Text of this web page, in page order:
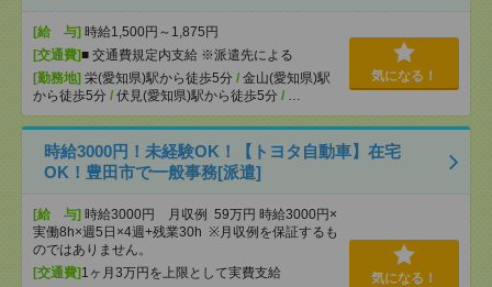
[給 与] 時給1,500円～1,875円
[交通費]■ 交通費規定内支給 ※派遣先による
[勤務地] 栄(愛知県)駅から徒歩5分 / 金山(愛知県)駅
から徒歩5分 / 伏見(愛知県)駅から徒歩5分 / …
気になる！
時給3000円！未経験OK！【トヨタ自動車】在宅
OK！豊田市で一般事務[派遣]
[給 与] 時給3000円 月収例 59万円 時給3000円×
実働8h×週5日×4週+残業30h ※月収例を保証するも
のではありません。
[交通費] 1ヶ月3万円を上限として実費支給
気になる！